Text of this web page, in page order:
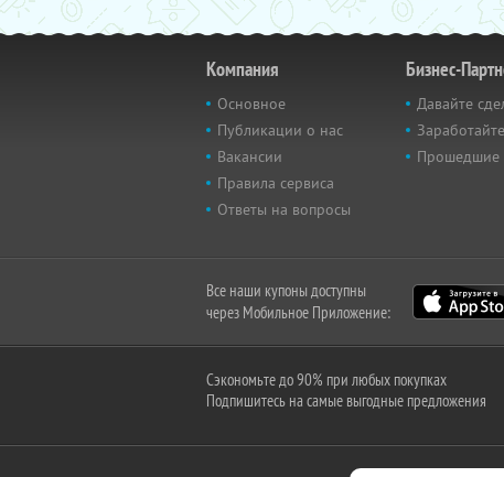
Компания
Основное
Публикации о нас
Вакансии
Правила сервиса
Ответы на вопросы
Бизнес-
Давайте
Прошедшие
Все наши купоны доступны
через Мобильное Приложение:
Сэкономьте до 90% при любых покупках
Подпишитесь на самые выгодные предложения